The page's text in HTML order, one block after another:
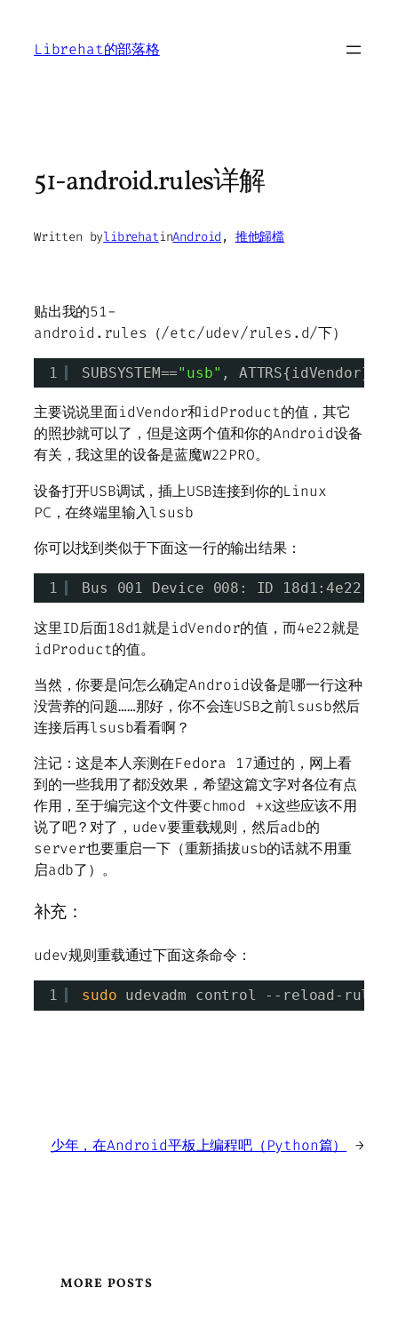
content
Librehat的部落格
51-android.rules详解
Written bylibrehatinAndroid , 推他歸檔
贴出我的51-
android.rules（/etc/udev/rules.d/下）
1 SUBSYSTEM=="usb" , ATTRS{idVendor}==
主要说说里面idVendor和idProduct的值，其它
的照抄就可以了，但是这两个值和你的Android设备
有关，我这里的设备是蓝魔W22PRO。
设备打开USB调试，插上USB连接到你的Linux
PC，在终端里输入lsusb
你可以找到类似于下面这一行的输出结果：
1 Bus 001 Device 008: ID 18d1:4e22
这里ID后面18d1就是idVendor的值，而4e22就是
idProduct的值。
当然，你要是问怎么确定Android设备是哪一行这种
没营养的问题……那好，你不会连USB之前lsusb然后
连接后再lsusb看看啊？
注记：这是本人亲测在Fedora 17通过的，网上看
到的一些我用了都没效果，希望这篇文字对各位有点
作用，至于编完这个文件要chmod +x这些应该不用
说了吧？对了，udev要重载规则，然后adb的
server也要重启一下（重新插拔usb的话就不用重
启adb了）。
补充：
udev规则重载通过下面这条命令：
1 sudo udevadm control --reload-rules
少年，在Android平板上编程吧（Python篇） →
MORE POSTS